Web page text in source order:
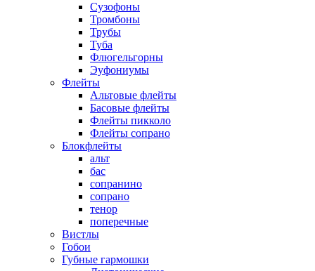
Сузофоны
Тромбоны
Трубы
Туба
Флюгельгорны
Эуфониумы
Флейты
Альтовые флейты
Басовые флейты
Флейты пикколо
Флейты сопрано
Блокфлейты
альт
бас
сопранино
сопрано
тенор
поперечные
Вистлы
Гобои
Губные гармошки